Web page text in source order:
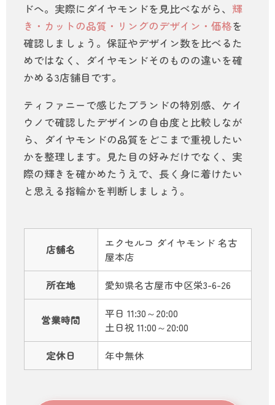
ドへ。実際にダイヤモンドを見比べながら、 輝
き・カットの品質・リングのデザイン・価格を
確認しましょう。保証やデザイン数を比べるた
めではなく、ダイヤモンドそのものの違いを確
かめる3店舗目です。
ティファニーで感じたブランドの特別感、ケイ
ウノで確認したデザインの自由度と比較しなが
ら、ダイヤモンドの品質をどこまで重視したい
かを整理します。見た目の好みだけでなく、実
際の輝きを確かめたうえで、長く身に着けたい
と思える指輪かを判断しましょう。
店舗名
エクセルコ ダイヤモンド 名古
屋本店
所在地 愛知県名古屋市中区栄3-6-26
営業時間
平日 11:30～20:00
土日祝 11:00～20:00
定休日 年中無休